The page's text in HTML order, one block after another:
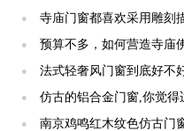
阳光】
●
寺庙门窗都喜欢采用雕刻
吗？【冠墅阳光】
●
预算不多，如何营造寺庙
阳光】
● 法式轻奢风门窗到底好不
●
仿古的铝合金门窗,你觉得
【冠墅阳光】
●
南京鸡鸣红木纹色仿古门